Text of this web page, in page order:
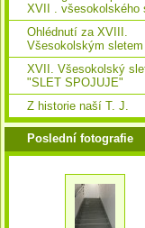
XVII . všesokolského
Ohlédnutí za XVIII.
Všesokolským sletem
XVII. Všesokolský
"SLET SPOJUJE"
Z historie naší T. J.
Poslední fotografie